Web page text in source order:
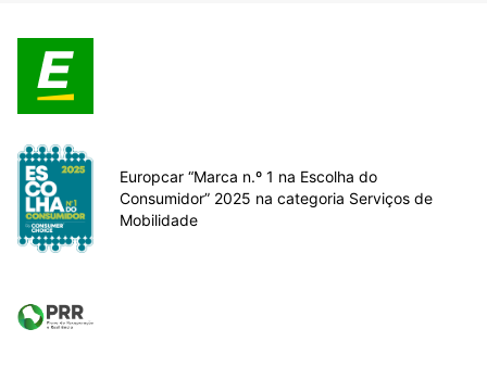
Europcar “Marca n.º 1 na Escolha do
Consumidor” 2025 na categoria Serviços de
Mobilidade